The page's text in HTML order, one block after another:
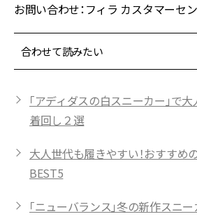
お問い合わせ：フィラ カスタマー
合わせて読みたい
「アディダスの白スニーカー」で
着回し２選
大人世代も履きやすい！おすすめ
BEST5
「ニューバランス」冬の新作スニ